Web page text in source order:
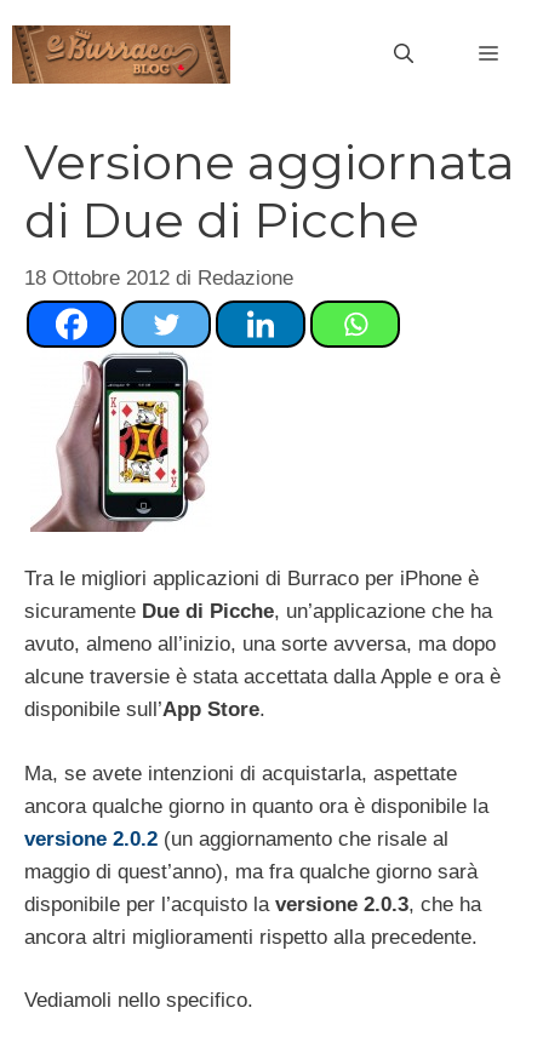
contenuto
Versione aggiornata
di Due di Picche
18 Ottobre 2012 di Redazione
Tra le migliori applicazioni di Burraco per iPhone è
sicuramente Due di Picche, un’applicazione che ha
avuto, almeno all’inizio, una sorte avversa, ma dopo
alcune traversie è stata accettata dalla Apple e ora è
disponibile sull’App Store.
Ma, se avete intenzioni di acquistarla, aspettate
ancora qualche giorno in quanto ora è disponibile la
versione 2.0.2 (un aggiornamento che risale al
maggio di quest’anno), ma fra qualche giorno sarà
disponibile per l’acquisto la versione 2.0.3, che ha
ancora altri miglioramenti rispetto alla precedente.
Vediamoli nello specifico.